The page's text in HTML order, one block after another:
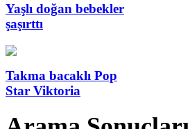
Yaşlı doğan bebekler
şaşırttı
Takma bacaklı Pop
Star Viktoria